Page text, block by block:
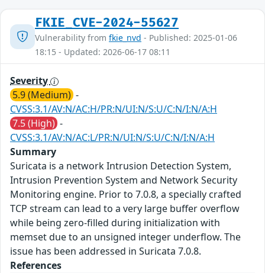
FKIE_CVE-2024-55627
Vulnerability from fkie_nvd - Published: 2025-01-06
18:15 - Updated: 2026-06-17 08:11
Severity
5.9 (Medium) -
CVSS:3.1/AV:N/AC:H/PR:N/UI:N/S:U/C:N/I:N/A:H
7.5 (High) -
CVSS:3.1/AV:N/AC:L/PR:N/UI:N/S:U/C:N/I:N/A:H
Summary
Suricata is a network Intrusion Detection System,
Intrusion Prevention System and Network Security
Monitoring engine. Prior to 7.0.8, a specially crafted
TCP stream can lead to a very large buffer overflow
while being zero-filled during initialization with
memset due to an unsigned integer underflow. The
issue has been addressed in Suricata 7.0.8.
References